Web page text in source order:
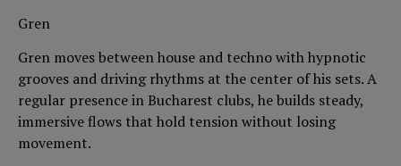
Gren
Gren moves between house and techno with hypnotic
grooves and driving rhythms at the center of his sets. A
regular presence in Bucharest clubs, he builds steady,
immersive flows that hold tension without losing
movement.